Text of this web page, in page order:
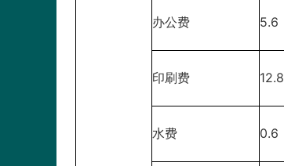
办公费 5.6
印刷费 12.8
水费 0.6